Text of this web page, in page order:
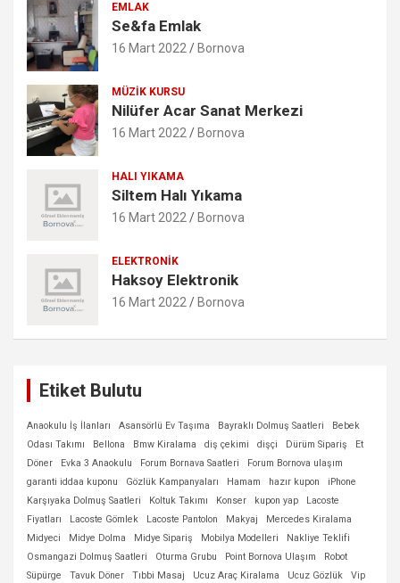
EMLAK
Se&fa Emlak
16 Mart 2022 Bornova
MÜZIK KURSU
Nilüfer Acar Sanat Merkezi
16 Mart 2022 Bornova
HALI YIKAMA
Siltem Halı Yıkama
16 Mart 2022 Bornova
ELEKTRONIK
Haksoy Elektronik
16 Mart 2022 Bornova
Etiket Bulutu
Anaokulu İş İlanları Asansörlü Ev Taşıma Bayraklı Dolmuş Saatleri
Bebek
Odası Takımı
Bellona Bmw Kiralama diş çekimi dişçi Dürüm Sipariş
Et
Döner
Evka 3 Anaokulu Forum Bornava Saatleri
Forum Bornova ulaşım
garanti iddaa kuponu
Gözlük Kampanyaları Hamam hazır kupon
iPhone
Karşıyaka Dolmuş Saatleri
Koltuk Takımı Konser kupon yap
Lacoste
Fiyatları
Lacoste Gömlek Lacoste Pantolon Makyaj
Mercedes Kiralama
Midyeci
Midye Dolma Midye Sipariş Mobilya Modelleri
Nakliye Teklifi
Osmangazi Dolmuş Saatleri
Oturma Grubu Point Bornova Ulaşım
Robot
Süpürge
Tavuk Döner Tıbbi Masaj Ucuz Araç Kiralama Ucuz Gözlük
Vip